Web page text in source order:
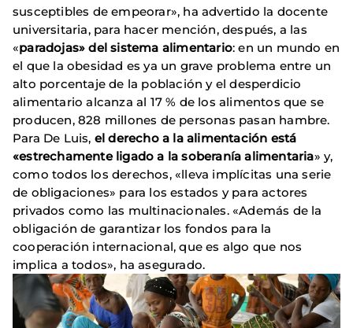
susceptibles de empeorar», ha advertido la docente
universitaria, para hacer mención, después, a las
«paradojas» del sistema alimentario: en un mundo en
el que la obesidad es ya un grave problema entre un
alto porcentaje de la población y el desperdicio
alimentario alcanza al 17 % de los alimentos que se
producen, 828 millones de personas pasan hambre.
Para De Luis, el derecho a la alimentación está
«estrechamente ligado a la soberanía alimentaria» y,
como todos los derechos, «lleva implícitas una serie
de obligaciones» para los estados y para actores
privados como las multinacionales. «Además de la
obligación de garantizar los fondos para la
cooperación internacional, que es algo que nos
implica a todos», ha asegurado.